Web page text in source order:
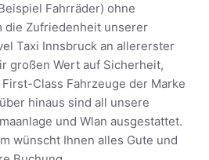
Fahrräder) ohne
die Zufriedenheit unserer
Taxi Innsbruck an allererster
großen Wert auf Sicherheit,
Class Fahrzeuge der Marke
hinaus sind all unsere
und Wlan ausgestattet.
wünscht Ihnen alles Gute und